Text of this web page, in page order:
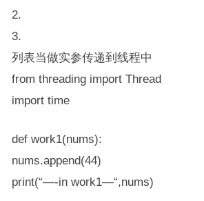
2.
3.
列表当做实参传递到线程中
from threading import Thread
import time
def work1(nums):
nums.append(44)
print(“—-in work1—“,nums)